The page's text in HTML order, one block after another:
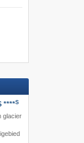
****S
glacier